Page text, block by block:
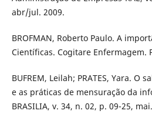
abr/jul. 2009.
BROFMAN, Roberto Paulo. A
Científicas. Cogitare Enfermagem.
BUFREM, Leilah; PRATES, Yara. O
e as práticas de mensuração da
BRASILIA, v. 34, n. 02, p. 09-25,